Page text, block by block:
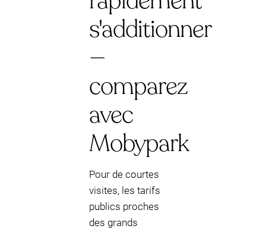
s'additionner
—
comparez
avec
Mobypark
Pour de courtes
visites, les tarifs
publics proches
des grands